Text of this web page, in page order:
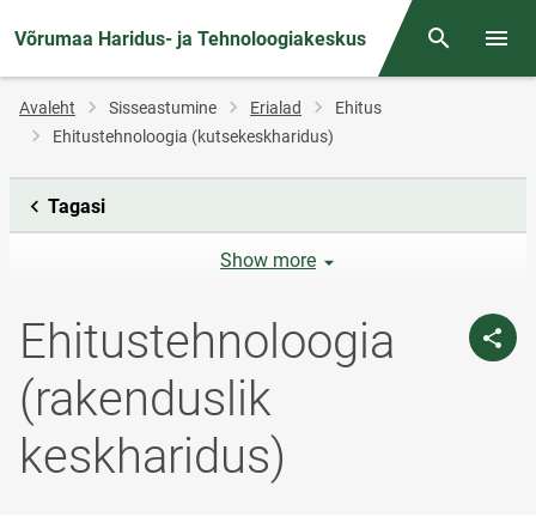
Võrumaa Haridus- ja Tehnoloogiakeskus Otsing
Jälglink
Avaleht Sisseastumine Erialad
Ehitus
Ehitustehnoloogia (kutsekeskharidus)
Ehitustehnoloogia
(rakenduslik
keskharidus)
Tagasi
Show more